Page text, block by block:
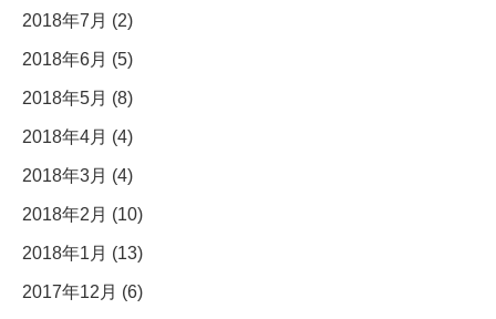
2018年7月 (2)
2018年6月 (5)
2018年5月 (8)
2018年4月 (4)
2018年3月 (4)
2018年2月 (10)
2018年1月 (13)
2017年12月 (6)